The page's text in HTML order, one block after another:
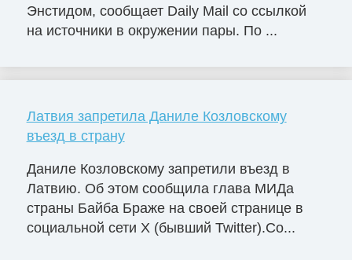
Энстидом, сообщает Daily Mail со ссылкой
на источники в окружении пары. По ...
Латвия запретила Даниле Козловскому
въезд в страну
Даниле Козловскому запретили въезд в
Латвию. Об этом сообщила глава МИДа
страны Байба Браже на своей странице в
социальной сети X (бывший Twitter).Со...